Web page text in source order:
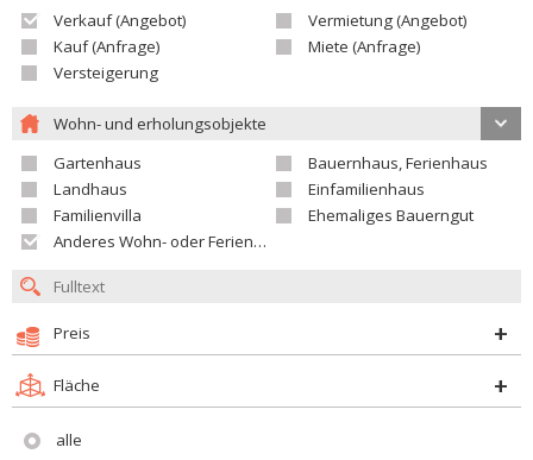
Verkauf (Angebot)
Vermietung (Angebot)
Kauf (Anfrage)
Miete (Anfrage)
Versteigerung
Wohn- und erholungsobjekte
Gartenhaus
Bauernhaus, Ferienhaus
Landhaus
Einfamilienhaus
Familienvilla
Ehemaliges Bauerngut
Anderes Wohn- oder Ferienobjekt
Preis
Fläche
alle